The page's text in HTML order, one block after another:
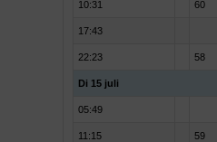
10:31 60
17:43
22:23 58
Di 15 juli
05:49
11:15 59